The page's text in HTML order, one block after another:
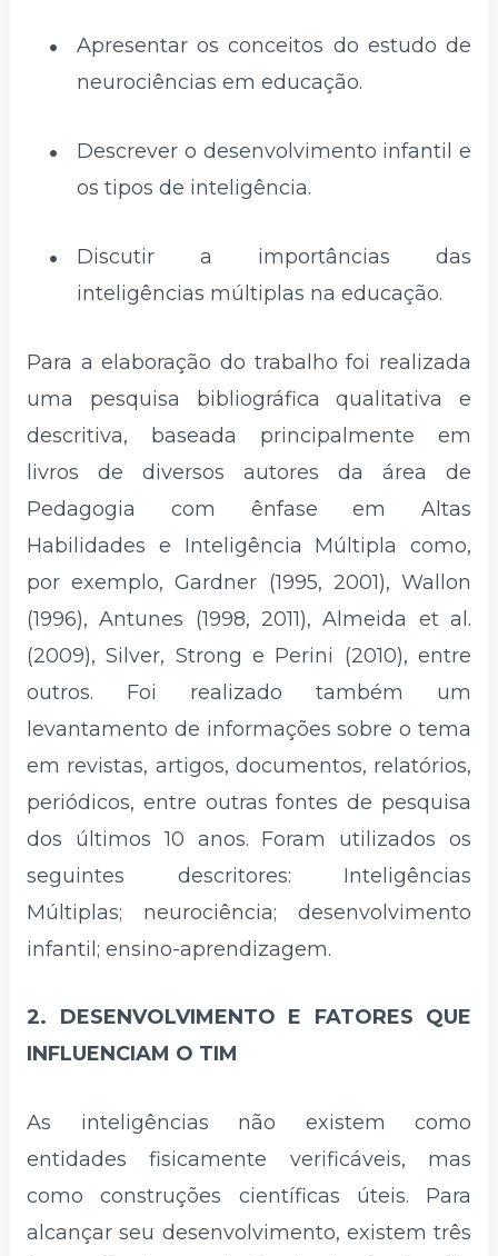
Apresentar os conceitos do estudo de
neurociências em educação.
Descrever o desenvolvimento infantil e
os tipos de inteligência.
Discutir a importâncias das
inteligências múltiplas na educação.
Para a elaboração do trabalho foi realizada
uma pesquisa bibliográfica qualitativa e
descritiva, baseada principalmente em
livros de diversos autores da área de
Pedagogia com ênfase em Altas
Habilidades e Inteligência Múltipla como,
por exemplo, Gardner (1995, 2001), Wallon
(1996), Antunes (1998, 2011), Almeida et al.
(2009), Silver, Strong e Perini (2010), entre
outros. Foi realizado também um
levantamento de informações sobre o tema
em revistas, artigos, documentos, relatórios,
periódicos, entre outras fontes de pesquisa
dos últimos 10 anos. Foram utilizados os
seguintes descritores: Inteligências
Múltiplas; neurociência; desenvolvimento
infantil; ensino-aprendizagem.
2. DESENVOLVIMENTO E FATORES QUE
INFLUENCIAM O TIM
As inteligências não existem como
entidades fisicamente verificáveis, mas
como construções científicas úteis. Para
alcançar seu desenvolvimento, existem três